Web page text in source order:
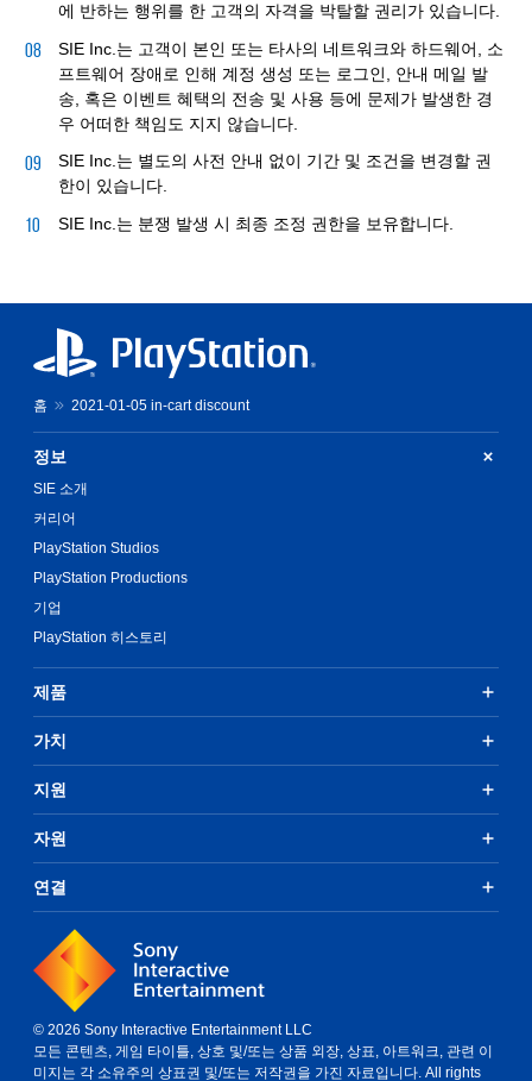
에 반하는 행위를 한 고객의 자격을 박탈할 권리가 있습니다.
SIE Inc.는 고객이 본인 또는 타사의 네트워크와 하드웨어, 소
프트웨어 장애로 인해 계정 생성 또는 로그인, 안내 메일 발
송, 혹은 이벤트 혜택의 전송 및 사용 등에 문제가 발생한 경
우 어떠한 책임도 지지 않습니다.
SIE Inc.는 별도의 사전 안내 없이 기간 및 조건을 변경할 권
한이 있습니다.
SIE Inc.는 분쟁 발생 시 최종 조정 권한을 보유합니다.
홈 2021-01-05 in-cart discount
정보
SIE 소개
커리어
PlayStation Studios
PlayStation Productions
기업
PlayStation 히스토리
제품
가치
지원
자원
연결
© 2026 Sony Interactive Entertainment LLC
모든 콘텐츠, 게임 타이틀, 상호 및/또는 상품 외장, 상표, 아트워크, 관련 이
미지는 각 소유주의 상표권 및/또는 저작권을 가진 자료입니다. All rights